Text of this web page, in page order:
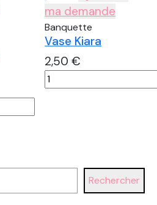
ma demande
Banquette
Vase Kiara
2,50€
quantité
de
Rechercher